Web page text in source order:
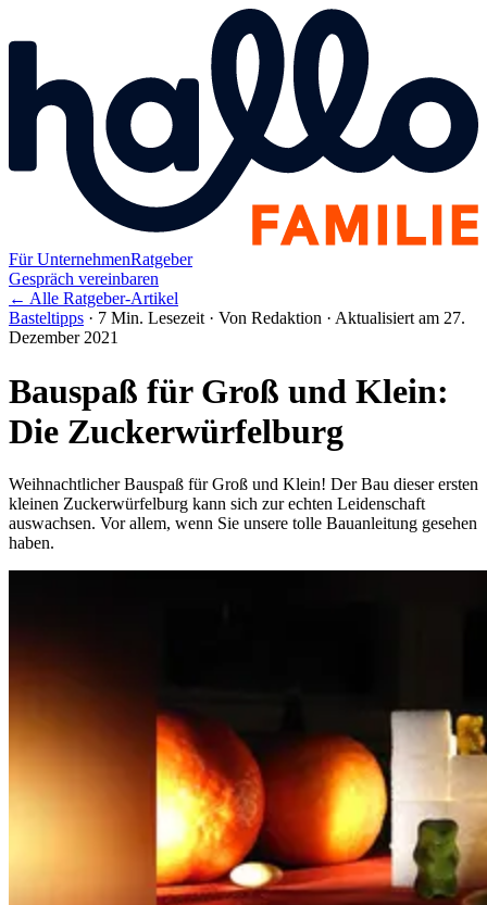
Für UnternehmenRatgeber
Gespräch vereinbaren
← Alle Ratgeber-Artikel
Basteltipps · 7 Min. Lesezeit · Von Redaktion · Aktualisiert am 27.
Dezember 2021
Bauspaß für Groß und Klein:
Die Zuckerwürfelburg
Weihnachtlicher Bauspaß für Groß und Klein! Der Bau dieser ersten
kleinen Zuckerwürfelburg kann sich zur echten Leidenschaft
auswachsen. Vor allem, wenn Sie unsere tolle Bauanleitung gesehen
haben.